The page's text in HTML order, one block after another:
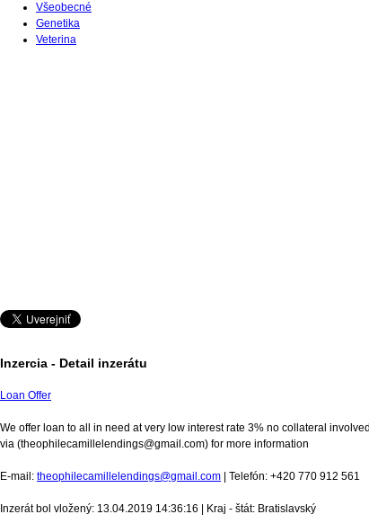
Všeobecné
Genetika
Veterina
Inzercia - Detail inzerátu
Loan Offer
We offer loan to all in need at very low interest rate 3% no collateral
via (theophilecamillelendings@gmail.com) for more information
E-mail: theophilecamillelendings@gmail.com | Telefón: +420 770 912 561
Inzerát bol vložený: 13.04.2019 14:36:16 | Kraj - štát: Bratislavský